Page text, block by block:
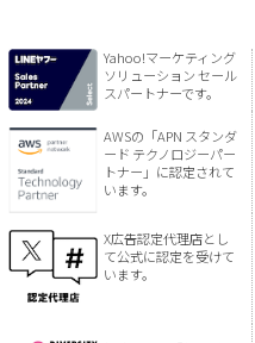
Yahoo!マーケティング
ソリューション セール
スパートナーです。
AWSの「APN スタンダ
ード テクノロジーパー
トナー」に認定されて
います。
X広告認定代理店とし
て公式に認定を受けて
います。